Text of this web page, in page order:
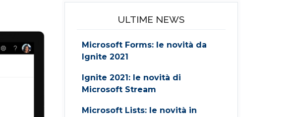
ULTIME NEWS
Microsoft Forms: le novità da
Ignite 2021
Ignite 2021: le novità di
Microsoft Stream
Microsoft Lists: le novità in